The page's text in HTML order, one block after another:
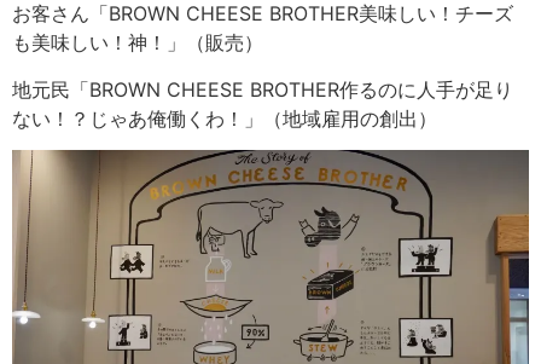
お客さん「BROWN CHEESE BROTHER美味しい！チーズ
も美味しい！神！」（販売）
地元民「BROWN CHEESE BROTHER作るのに人手が足り
ない！？じゃあ俺働くわ！」（地域雇用の創出）